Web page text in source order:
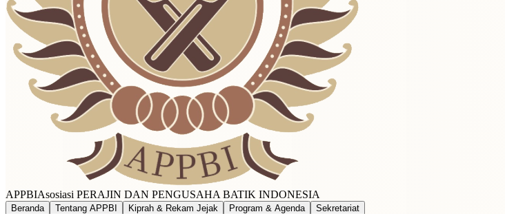
APPBIAsosiasi PERAJIN DAN PENGUSAHA BATIK INDONESIA
Beranda Tentang APPBI Kiprah & Rekam Jejak Program & Agenda Sekretariat